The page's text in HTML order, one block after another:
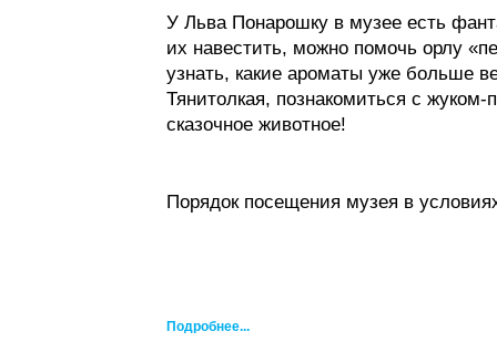
У Льва Понарошку в музее есть
их навестить, можно помочь орлу
узнать, какие ароматы уже больше
Тянитолкая, познакомиться с
сказочное животное!
Порядок посещения музея в
Подробнее...